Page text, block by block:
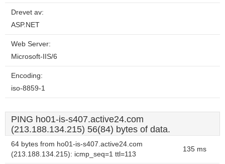
Drevet av:
ASP.NET
Web Server:
Microsoft-IIS/6
Encoding:
iso-8859-1
PING ho01-is-s407.active24.com
(213.188.134.215) 56(84) bytes of data.
64 bytes from ho01-is-s407.active24.com
(213.188.134.215): icmp_seq=1 ttl=113
135 ms